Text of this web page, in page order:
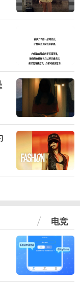
电竞